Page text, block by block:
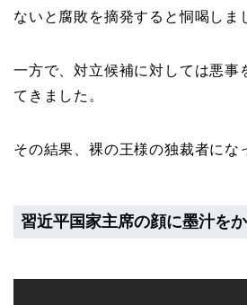
ないと腐敗を摘発すると恫喝しま
一方で、対立候補に対しては悪事
てきました。
その結果、裸の王様の独裁者にな
習近平国家主席の顔に墨汁を